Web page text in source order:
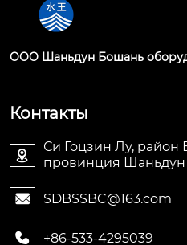
OOO Шаньдун Бошань
Контакты

Си Гоцзин Лу, район
провинция Шаньдун
 SDBSSBC@163.com
 +86-533-4295039